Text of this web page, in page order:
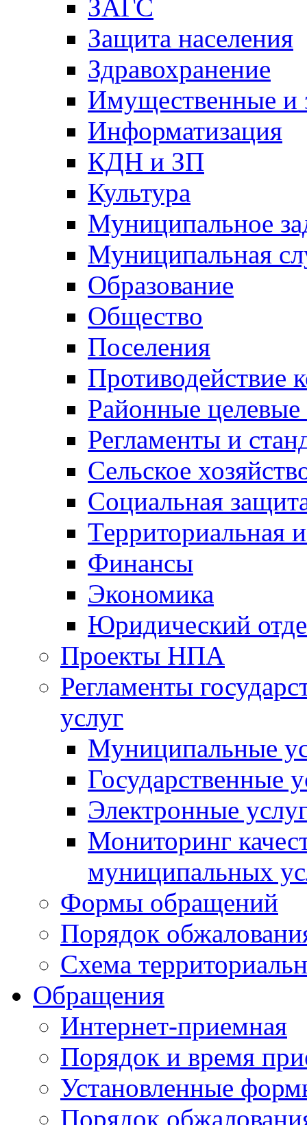
ЗАГС
Защита населения
Здравохранение
Имущественные и
Информатизация
КДН и ЗП
Культура
Муниципальное
Муниципальная
Образование
Общество
Поселения
Противодействие
Районные
Регламенты и
Сельское
Социальная
Территориальная
Финансы
Экономика
Юридический
Проекты НПА
Регламенты
услуг
Муниципальные
Государственные
Электронные
Мониторинг
муниципальных
Формы обращений
Порядок
Схема
Обращения
Интернет-приемная
Порядок и время
Установленные
Порядок